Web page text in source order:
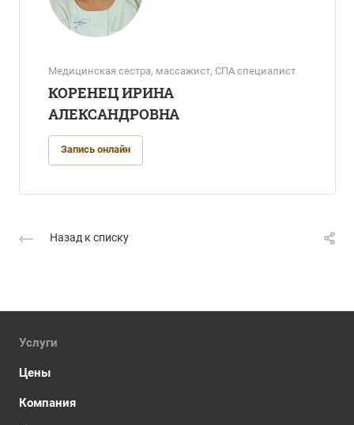
Медицинская сестра, массажист, СПА специалист
КОРЕНЕЦ ИРИНА
АЛЕКСАНДРОВНА
Запись онлайн
Назад к списку
Услуги
Цены
Компания